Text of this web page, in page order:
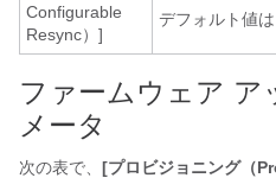
Configurable
Resync）]
デフォルト値は
ファームウェア ア
メータ
次の表で、 [プロビジョニング（